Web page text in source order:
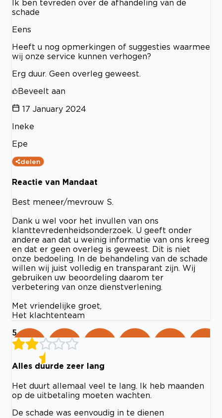
Ik ben tevreden over de afhandeling van de
schade
Eens
Heeft u nog opmerkingen of suggesties waarmee
wij onze service kunnen verhogen?
Erg duur. Geen overleg geweest.
Beveelt aan
17 January 2024
Ineke
Epe
delen
Reactie van Mandaat
Best meneer/mevrouw S.
Dank u wel voor het invullen van ons
klanttevredenheidsonderzoek. U geeft onder
andere aan dat u weinig informatie van ons kreeg
en dat er geen overleg is geweest. Dit is niet
onze bedoeling. In de behandeling van de schade
willen wij juist volledig en transparant zijn. Wij
gebruiken uw beoordeling daarom ter
verbetering van onze dienstverlening.
Met vriendelijke groet,
Het klachtenteam
5
Alles duurde zeer lang
Het duurt allemaal veel te lang. Ik heb maanden
op de uitbetaling moeten wachten.
De schade was eenvoudig in te dienen